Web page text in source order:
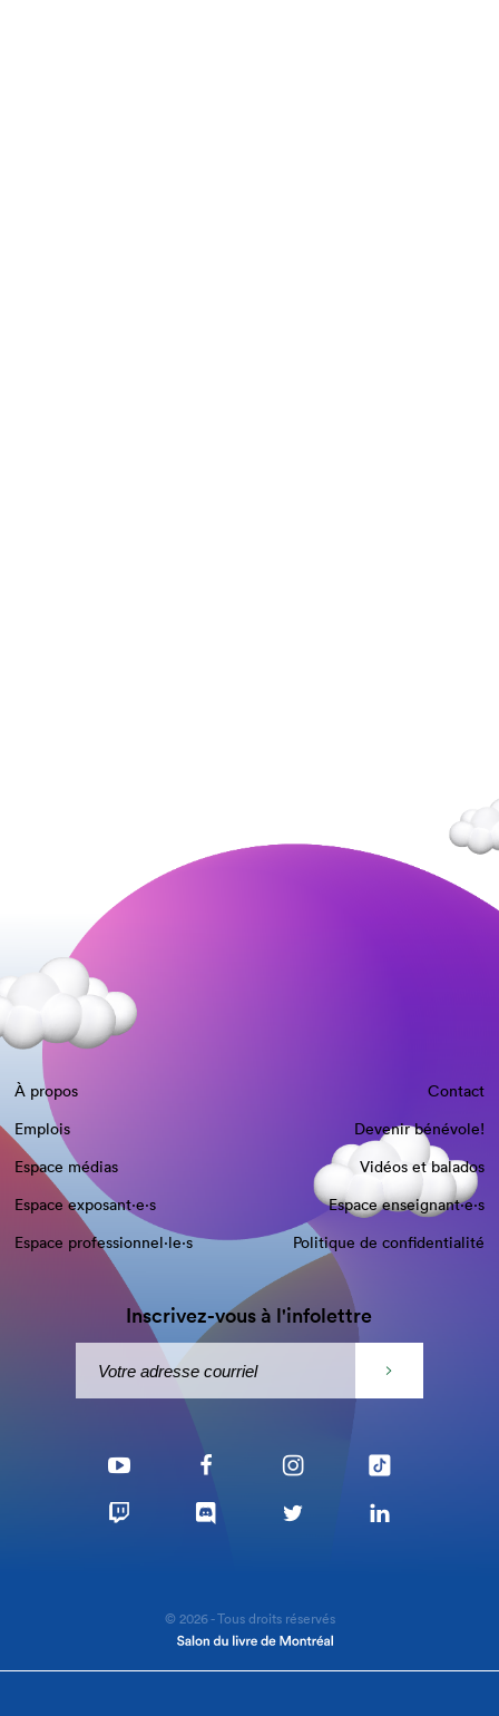
À propos
Contact
Emplois
Devenir bénévole!
Espace médias
Vidéos et balados
Espace exposant·e⋅s
Espace enseignant·e⋅s
Espace professionnel·le⋅s
Politique de confidentialité
Inscrivez-vous à l'infolettre
© 2026 - Tous droits réservés